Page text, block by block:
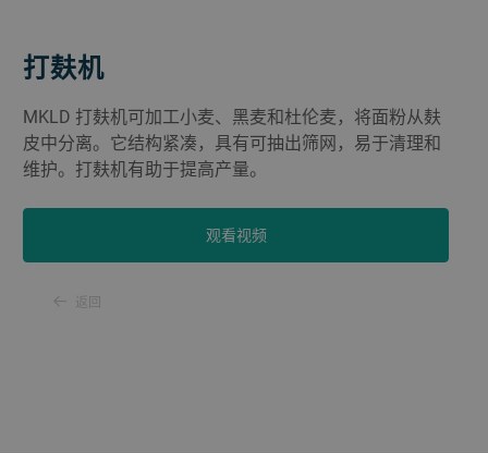
打麸机
MKLD 打麸机可加工小麦、黑麦和杜伦麦，将面粉从麸
皮中分离。它结构紧凑，具有可抽出筛网，易于清理和
维护。打麸机有助于提高产量。
观看视频
返回